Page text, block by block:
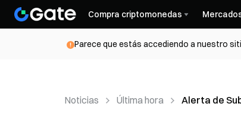
Compra criptomonedas
Parece que estás accediendo a nuestro
Noticias Última hora Alerta de